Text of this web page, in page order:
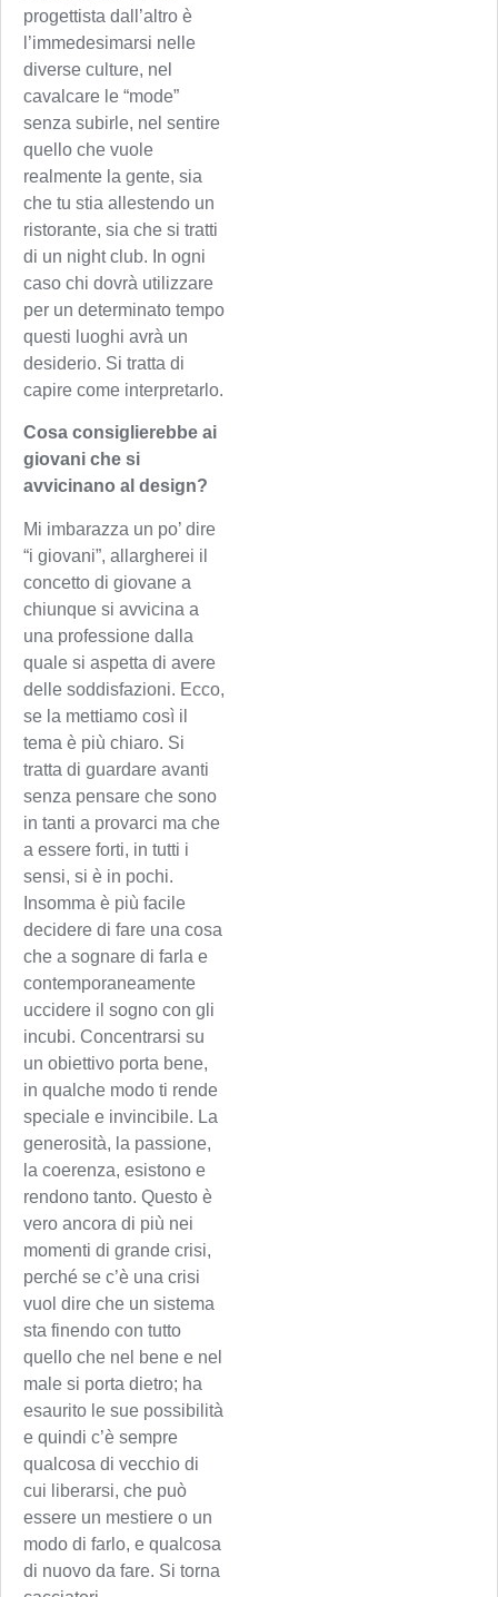
progettista dall’altro è
l’immedesimarsi nelle
diverse culture, nel
cavalcare le “mode”
senza subirle, nel sentire
quello che vuole
realmente la gente, sia
che tu stia allestendo un
ristorante, sia che si tratti
di un night club. In ogni
caso chi dovrà utilizzare
per un determinato tempo
questi luoghi avrà un
desiderio. Si tratta di
capire come interpretarlo.
Cosa consiglierebbe ai
giovani che si
avvicinano al design?
Mi imbarazza un po’ dire
“i giovani”, allargherei il
concetto di giovane a
chiunque si avvicina a
una professione dalla
quale si aspetta di avere
delle soddisfazioni. Ecco,
se la mettiamo così il
tema è più chiaro. Si
tratta di guardare avanti
senza pensare che sono
in tanti a provarci ma che
a essere forti, in tutti i
sensi, si è in pochi.
Insomma è più facile
decidere di fare una cosa
che a sognare di farla e
contemporaneamente
uccidere il sogno con gli
incubi. Concentrarsi su
un obiettivo porta bene,
in qualche modo ti rende
speciale e invincibile. La
generosità, la passione,
la coerenza, esistono e
rendono tanto. Questo è
vero ancora di più nei
momenti di grande crisi,
perché se c’è una crisi
vuol dire che un sistema
sta finendo con tutto
quello che nel bene e nel
male si porta dietro; ha
esaurito le sue possibilità
e quindi c’è sempre
qualcosa di vecchio di
cui liberarsi, che può
essere un mestiere o un
modo di farlo, e qualcosa
di nuovo da fare. Si torna